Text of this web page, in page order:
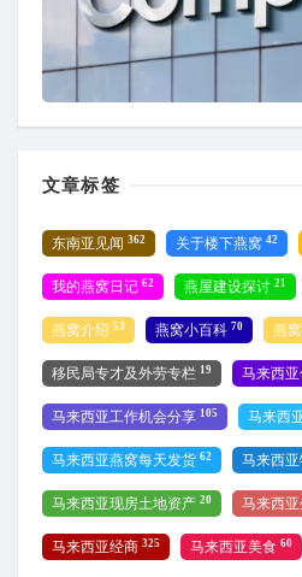
文章标签
东南亚见闻 362 关于楼下燕窝 42
我的燕窝日记 62 燕屋建设探讨 21
燕窝介绍 53 燕窝小百科 70 燕
移民局专才及外劳专栏 19 马来西
马来西亚工作机会分享 105 马来西
马来西亚燕窝每天发货 62 马来西
马来西亚现房土地资产 20 马来西
马来西亚经商 325 马来西亚美食 60